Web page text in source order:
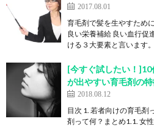
2017.08.01
育毛剤で髪を生やすため
良い栄養補給 良い血行促
ける３大要素と言います
[今すぐ試したい！
が出やすい育毛剤の特
2018.08.12
目次 1. 若者向けの育毛剤
剤って何？まとめ1.1. 女